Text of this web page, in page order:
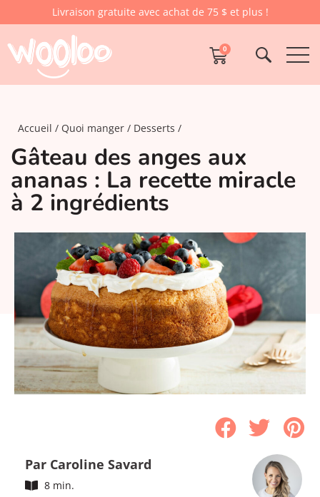
Livraison gratuite avec achat de 75 $ et plus !
0
Accueil Quoi manger Desserts
Gâteau des anges aux
ananas : La recette miracle
à 2 ingrédients
Par Caroline Savard
8 min.